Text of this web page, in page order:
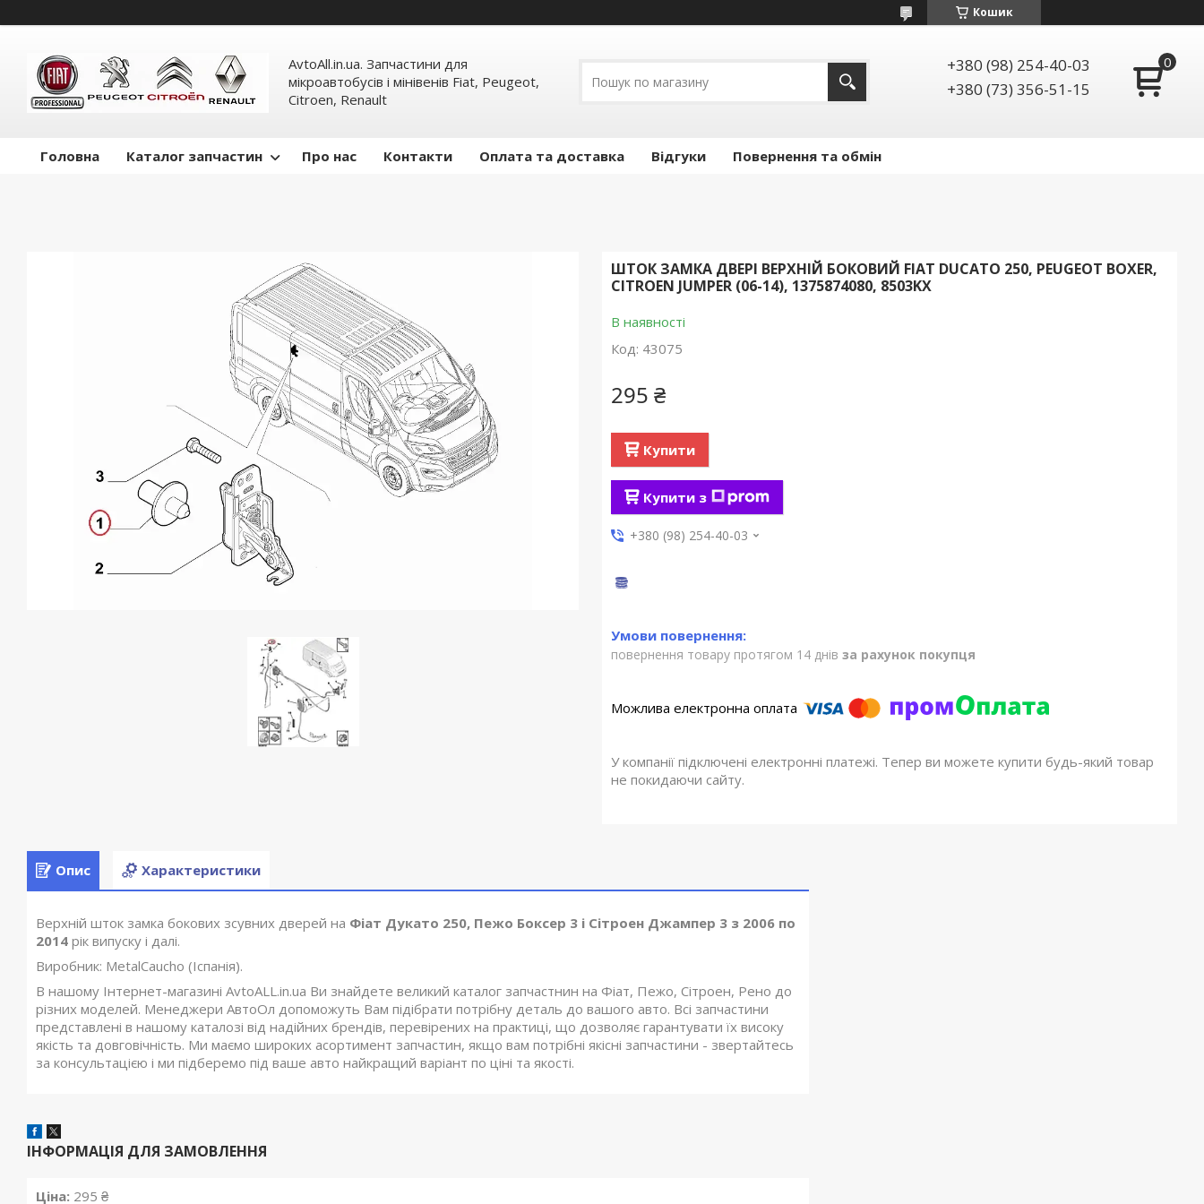
Кошик
AvtoAll.in.ua. Запчастини для
мікроавтобусів і мінівенів Fiat, Peugeot,
Citroen, Renault
+380 (98) 254-40-03
+380 (73) 356-51-15
Головна Каталог запчастин Про нас Контакти Оплата та доставка Відгуки Повернення та обмін
ШТОК ЗАМКА ДВЕРІ ВЕРХНІЙ БОКОВИЙ FIAT DUCATO 250, PEUGEOT BOXER,
CITROEN JUMPER (06-14), 1375874080, 8503KX
В наявності
Код: 43075
295 ₴
Купити
Купити з
+380 (98) 254-40-03
повернення товару протягом 14 днів за рахунок покупця
У компанії підключені електронні платежі. Тепер ви можете купити будь-який товар
не покидаючи сайту.
Опис Характеристики
Верхній шток замка бокових зсувних дверей на Фіат Дукато 250, Пежо Боксер 3 і Сітроен Джампер 3 з 2006 по
2014 рік випуску і далі.
Виробник: MetalCaucho (Іспанія).
В нашому Інтернет-магазині AvtoALL.in.ua Ви знайдете великий каталог запчастнин на Фіат, Пежо, Сітроен, Рено до
різних моделей. Менеджери АвтоОл допоможуть Вам підібрати потрібну деталь до вашого авто. Всі запчастини
представлені в нашому каталозі від надійних брендів, перевірених на практиці, що дозволяє гарантувати їх високу
якість та довговічність. Ми маємо широких асортимент запчастин, якщо вам потрібні якісні запчастини - звертайтесь
за консультацією і ми підберемо під ваше авто найкращий варіант по ціні та якості.
ІНФОРМАЦІЯ ДЛЯ ЗАМОВЛЕННЯ
Ціна: 295 ₴